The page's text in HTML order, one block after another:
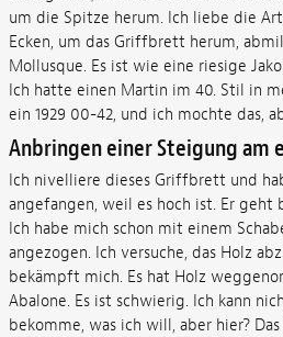
um die Spitze herum. Ich liebe die
Ecken, um das Griffbrett herum,
Mollusque. Es ist wie eine riesige
Ich hatte einen Martin im 40. Stil in
ein 1929 00-42, und ich mochte das,
Anbringen einer Steigung am
Ich nivelliere dieses Griffbrett und
angefangen, weil es hoch ist. Er geht
Ich habe mich schon mit einem
angezogen. Ich versuche, das Holz
bekämpft mich. Es hat Holz
Abalone. Es ist schwierig. Ich kann
bekomme, was ich will, aber hier?